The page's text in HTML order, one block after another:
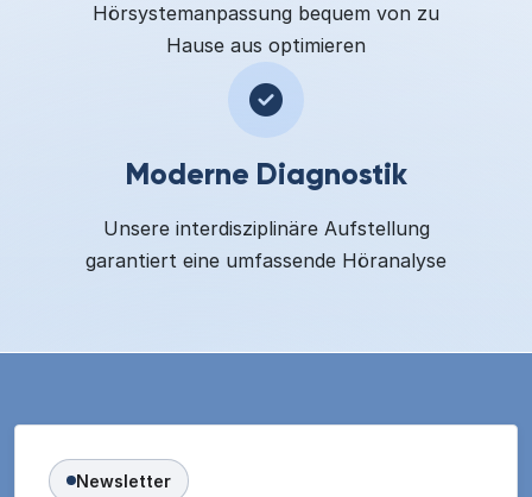
Hörsystemanpassung bequem von zu
Hause aus optimieren
Moderne Diagnostik
Unsere interdisziplinäre Aufstellung
garantiert eine umfassende Höranalyse
Newsletter